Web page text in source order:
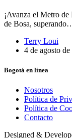
¡Avanza el Metro
de Bosa,
Terry Loui
4 de agosto
Bogotá en línea
Nosotros
Política de
Política de
Contacto
Designed &